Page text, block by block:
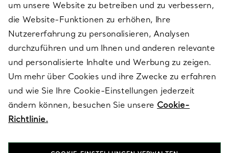
ÜBER TIFFANY & CO.
RECHTLICHE HINWEISE
FOLGEN SIE UNS
um unsere Website zu betreiben und zu verbessern,
die Website-Funktionen zu erhöhen, Ihre
Nutzererfahrung zu personalisieren, Analysen
durchzuführen und um Ihnen und anderen relevante
und personalisierte Inhalte und Werbung zu zeigen.
Um mehr über Cookies und ihre Zwecke zu erfahren
und wie Sie Ihre Cookie-Einstellungen jederzeit
ändern können, besuchen Sie unsere Cookie-
Richtlinie.